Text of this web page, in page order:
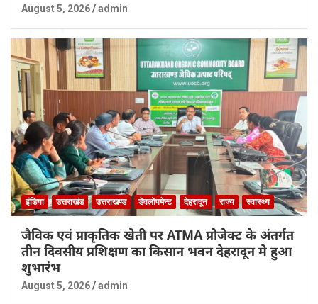
August 5, 2026 admin
इंडिया उत्तराखंड उत्तराखण्ड डेवलोपमेन्ट देहरादून राज्य स्वास्थ्य
जैविक एवं प्राकृतिक खेती पर ATMA प्रोजेक्ट के अंतर्गत
तीन दिवसीय प्रशिक्षण का किसान भवन देहरादून मे हुआ
शुभारंभ
August 5, 2026 admin